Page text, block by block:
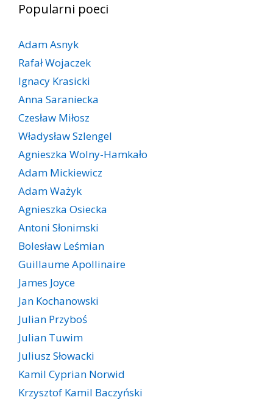
Popularni poeci
Adam Asnyk
Rafał Wojaczek
Ignacy Krasicki
Anna Saraniecka
Czesław Miłosz
Władysław Szlengel
Agnieszka Wolny-Hamkało
Adam Mickiewicz
Adam Ważyk
Agnieszka Osiecka
Antoni Słonimski
Bolesław Leśmian
Guillaume Apollinaire
James Joyce
Jan Kochanowski
Julian Przyboś
Julian Tuwim
Juliusz Słowacki
Kamil Cyprian Norwid
Krzysztof Kamil Baczyński